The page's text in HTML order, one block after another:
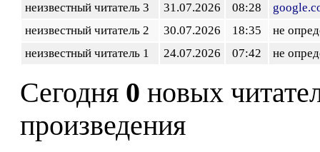
неизвестный читатель 3
31.07.2026 08:28
неизвестный читатель 2
30.07.2026 18:35
не
неизвестный читатель 1
24.07.2026 07:42 не
Сегодня 0 новых
произведения